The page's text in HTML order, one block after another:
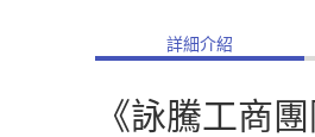
詳細介紹
《詠騰工商團